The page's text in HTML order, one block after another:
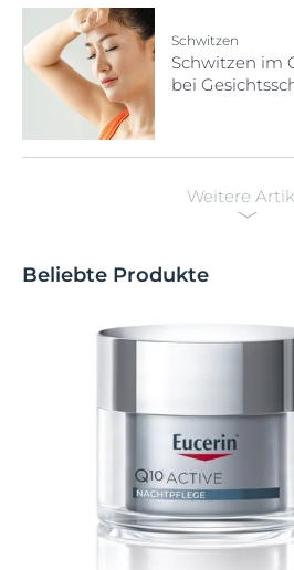
Schwitzen
Schwitzen im
bei
Weitere
Beliebte Produkte